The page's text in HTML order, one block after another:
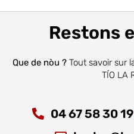
Restons
Que de nòu ?Tout savoir sur
TÍO LA
04 67 58 30 19